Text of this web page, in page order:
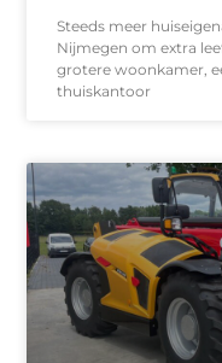
Steeds meer
Nijmegen om extra
grotere woonkamer,
thuiskantoor